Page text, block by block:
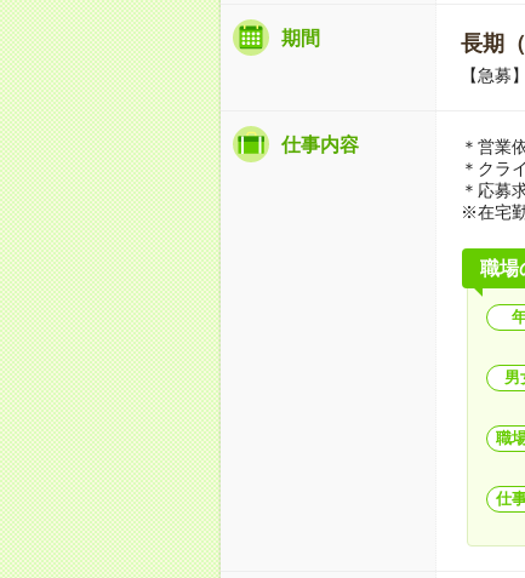
期間 長期
【急
仕事内容
＊営業
＊クラ
＊応募
※在宅
職場
男
職
仕